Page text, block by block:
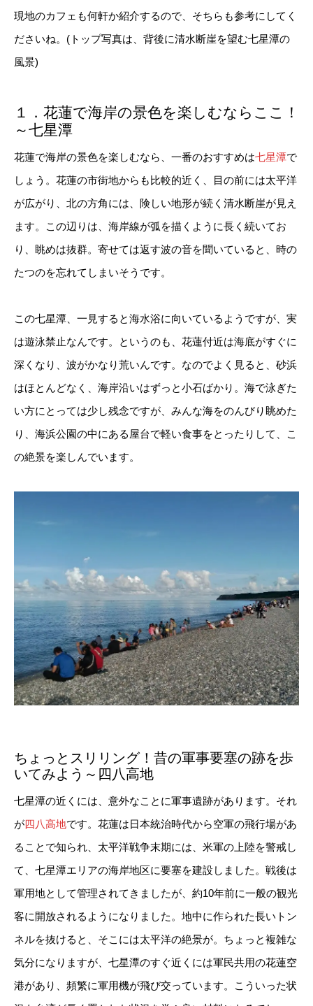
現地のカフェも何軒か紹介するので、そちらも参考にしてく
ださいね。(トップ写真は、背後に清水断崖を望む七星潭の
風景)
１．花蓮で海岸の景色を楽しむならここ！
～七星潭
花蓮で海岸の景色を楽しむなら、一番のおすすめは七星潭で
しょう。花蓮の市街地からも比較的近く、目の前には太平洋
が広がり、北の方角には、険しい地形が続く清水断崖が見え
ます。この辺りは、海岸線が弧を描くように長く続いてお
り、眺めは抜群。寄せては返す波の音を聞いていると、時の
たつのを忘れてしまいそうです。
この七星潭、一見すると海水浴に向いているようですが、実
は遊泳禁止なんです。というのも、花蓮付近は海底がすぐに
深くなり、波がかなり荒いんです。なのでよく見ると、砂浜
はほとんどなく、海岸沿いはずっと小石ばかり。海で泳ぎた
い方にとっては少し残念ですが、みんな海をのんびり眺めた
り、海浜公園の中にある屋台で軽い食事をとったりして、こ
の絶景を楽しんでいます。
ちょっとスリリング！昔の軍事要塞の跡を歩
いてみよう～四八高地
七星潭の近くには、意外なことに軍事遺跡があります。それ
が四八高地です。花蓮は日本統治時代から空軍の飛行場があ
ることで知られ、太平洋戦争末期には、米軍の上陸を警戒し
て、七星潭エリアの海岸地区に要塞を建設しました。戦後は
軍用地として管理されてきましたが、約10年前に一般の観光
客に開放されるようになりました。地中に作られた長いトン
ネルを抜けると、そこには太平洋の絶景が。ちょっと複雑な
気分になりますが、七星潭のすぐ近くには軍民共用の花蓮空
港があり、頻繁に軍用機が飛び交っています。こういった状